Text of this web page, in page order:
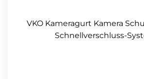
VKO Kameragurt Kamera
Schnellverschluss-